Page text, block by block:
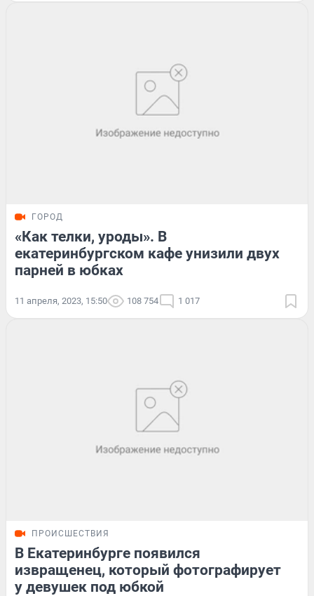
ГОРОД
«Как телки, уроды». В
екатеринбургском кафе унизили двух
парней в юбках
11 апреля, 2023, 15:50 108 754 1 017
ПРОИСШЕСТВИЯ
В Екатеринбурге появился
извращенец, который фотографирует
у девушек под юбкой